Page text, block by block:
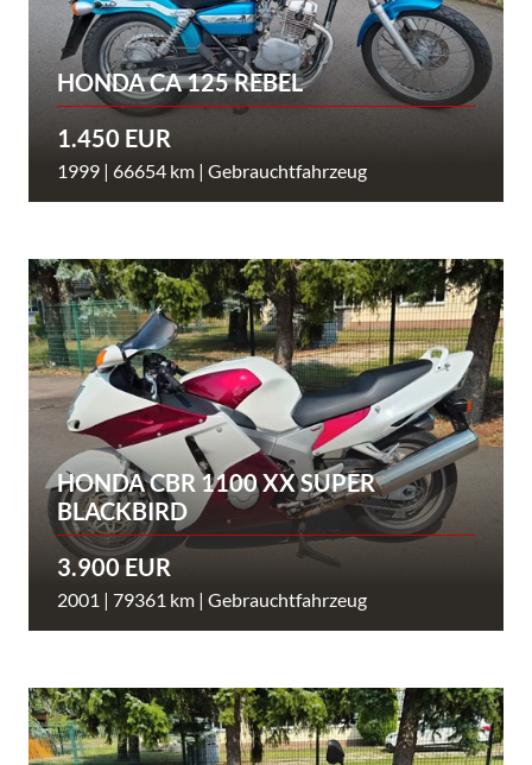
HONDA CA 125 REBEL
1.450 EUR
1999 | 66654 km | Gebrauchtfahrzeug
HONDA CBR 1100 XX SUPER
BLACKBIRD
3.900 EUR
2001 | 79361 km | Gebrauchtfahrzeug